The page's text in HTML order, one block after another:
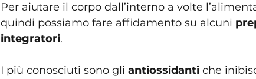
Per aiutare il corpo dall’interno a volte
quindi possiamo fare affidamento su alcuni
integratori.
I più conosciuti sono gli antiossidanti che